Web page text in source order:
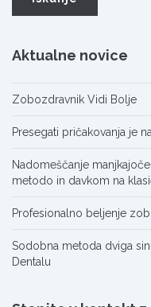
Aktualne novice
Zobozdravnik Vidi Bolje
Presegati pričakovanja je
Nadomeščanje
metodo in davkom na
Profesionalno beljenje zob
Sodobna metoda dviga
Dentalu